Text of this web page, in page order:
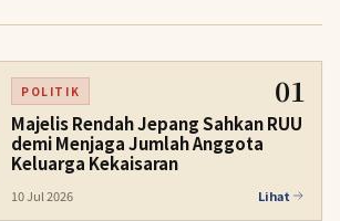
POLITIK 01
Majelis Rendah Jepang Sahkan RUU
demi Menjaga Jumlah Anggota
Keluarga Kekaisaran
10 Jul 2026 Lihat